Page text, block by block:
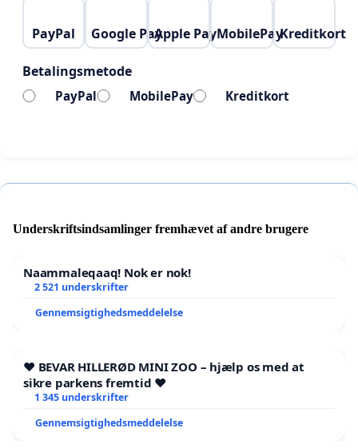
PayPal Google PayApple PayMobilePayKreditkort
Betalingsmetode
PayPal MobilePay Kreditkort
Underskriftsindsamlinger fremhævet af andre brugere
Naammaleqaaq! Nok er nok!
2 521 underskrifter
Gennemsigtighedsmeddelelse
❤️ BEVAR HILLERØD MINI ZOO – hjælp os med at
sikre parkens fremtid ❤️
1 345 underskrifter
Gennemsigtighedsmeddelelse